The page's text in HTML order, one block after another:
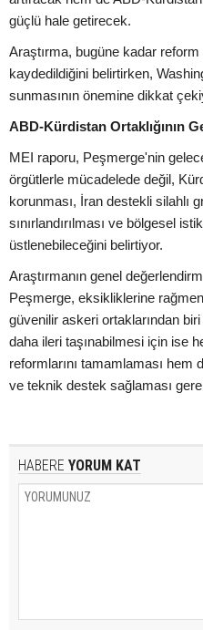
güçlü hale getirecek.
Araştırma, bugüne kadar reform
kaydedildiğini belirtirken,
sunmasının önemine dikkat
ABD-Kürdistan Ortaklığının
MEI raporu, Peşmerge'nin
örgütlerle mücadelede değil,
korunması, İran destekli silahlı
sınırlandırılması ve bölgesel
üstlenebileceğini belirtiyor.
Araştırmanın genel
Peşmerge, eksikliklerine
güvenilir askeri ortaklarından
daha ileri taşınabilmesi için ise
reformlarını tamamlaması
ve teknik destek sağlaması
HABERE YORUM KAT